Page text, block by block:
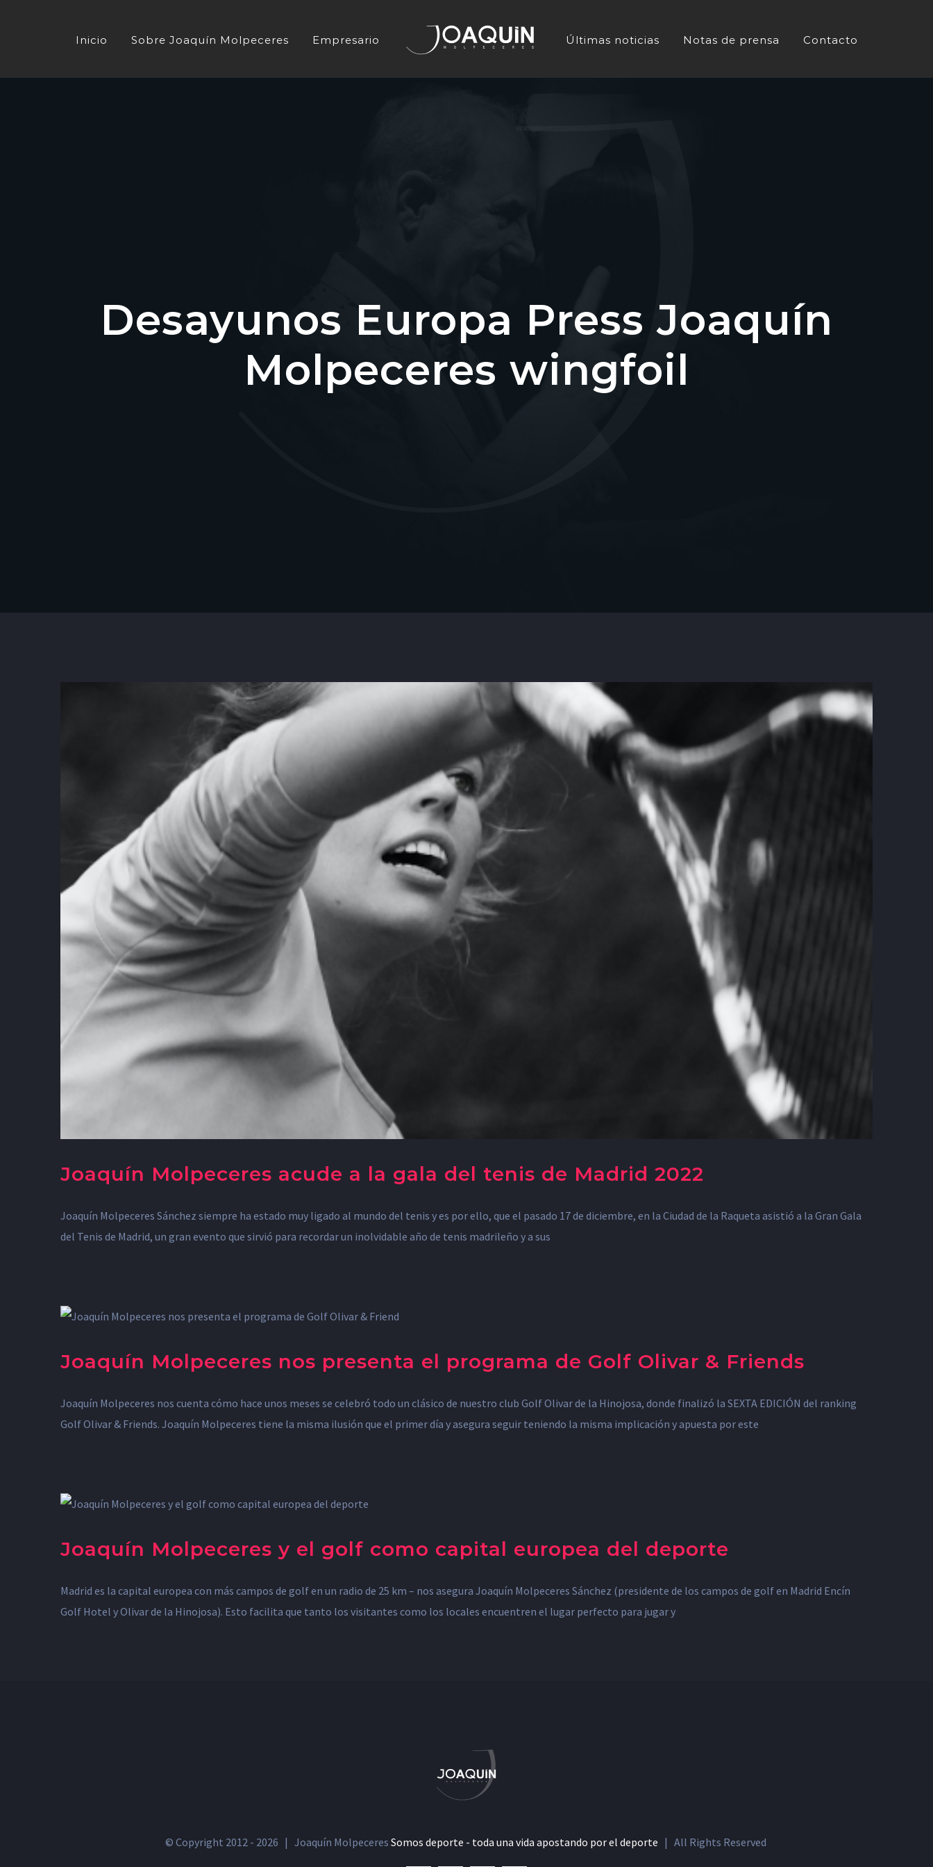
Inicio Sobre Joaquín Molpeceres Empresario Últimas noticias Notas de prensa Contacto
Desayunos Europa Press Joaquín
Molpeceres wingfoil
Joaquín Molpeceres acude a la gala del tenis de Madrid 2022
Joaquín Molpeceres Sánchez siempre ha estado muy ligado al mundo del tenis y es por ello, que el pasado 17 de diciembre, en la Ciudad de la Raqueta asistió a la Gran Gala
del Tenis de Madrid, un gran evento que sirvió para recordar un inolvidable año de tenis madrileño y a sus
Joaquín Molpeceres nos presenta el programa de Golf Olivar & Friends
Joaquín Molpeceres nos cuenta cómo hace unos meses se celebró todo un clásico de nuestro club Golf Olivar de la Hinojosa, donde finalizó la SEXTA EDICIÓN del ranking
Golf Olivar & Friends. Joaquín Molpeceres tiene la misma ilusión que el primer día y asegura seguir teniendo la misma implicación y apuesta por este
Joaquín Molpeceres y el golf como capital europea del deporte
Madrid es la capital europea con más campos de golf en un radio de 25 km – nos asegura Joaquín Molpeceres Sánchez (presidente de los campos de golf en Madrid Encín
Golf Hotel y Olivar de la Hinojosa). Esto facilita que tanto los visitantes como los locales encuentren el lugar perfecto para jugar y
© Copyright 2012 - 2026 | Joaquín Molpeceres Somos deporte - toda una vida apostando por el deporte | All Rights Reserved